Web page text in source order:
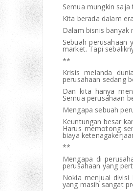
Semua mungkin saja
Kita berada dalam
Dalam bisnis banyak
Sebuah
market. Tapi
**
Krisis melanda
perusahaan sedang
Dan kita hanya
Semua perusahaan
Mengapa sebuah
Keuntungan besar
Harus memotong
biaya
**
Mengapa di
perusahaan yang
Nokia menjual
yang masih sangat